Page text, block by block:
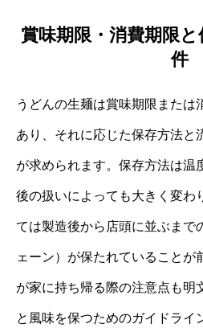
賞味期限・消費期限
件
うどんの生麺は賞味期限または
あり、それに応じた保存方法と
が求められます。保存方法は温
後の扱いによっても大きく変わ
ては製造後から店頭に並ぶまで
ェーン）が保たれていることが
が家に持ち帰る際の注意点も明
と風味を保つためのガイドライ